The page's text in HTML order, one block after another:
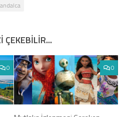
ÇEKEBILIR...
0 0